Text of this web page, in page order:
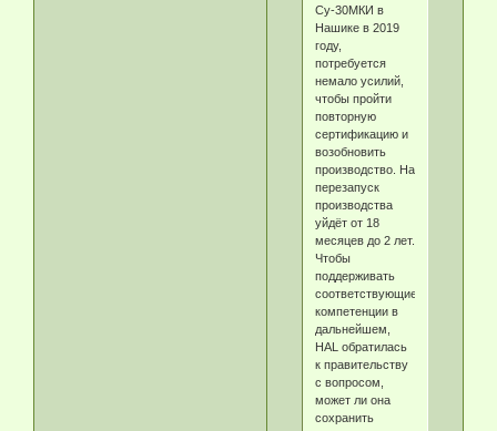
Су-30МКИ в
Нашике в 2019
году,
потребуется
немало усилий,
чтобы пройти
повторную
сертификацию и
возобновить
производство. На
перезапуск
производства
уйдёт от 18
месяцев до 2 лет.
Чтобы
поддерживать
соответствующие
компетенции в
дальнейшем,
HAL обратилась
к правительству
с вопросом,
может ли она
сохранить